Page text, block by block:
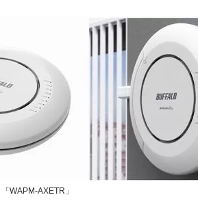
WAPM-AXETR」